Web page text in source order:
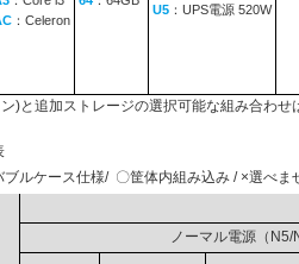
：Celeron
U5 ：UPS電源 520W
)と追加ストレージの選択可能な組み合わせ
ルケース仕様/ 〇筐体内組み込み / ×選べま
ノーマル電源